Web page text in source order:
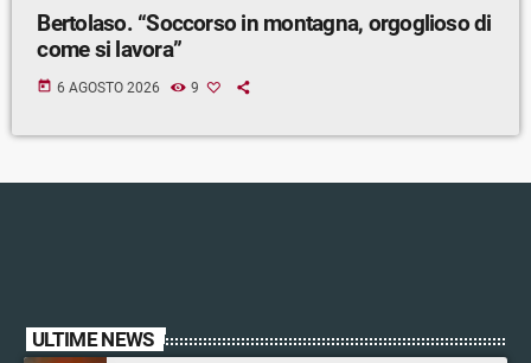
Bertolaso. “Soccorso in montagna, orgoglioso di
come si lavora”
today 6 AGOSTO 2026 9
ULTIME NEWS